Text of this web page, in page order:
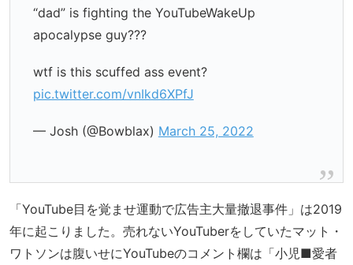
“dad” is fighting the YouTubeWakeUp
apocalypse guy???
wtf is this scuffed ass event?
pic.twitter.com/vnIkd6XPfJ
— Josh (@Bowblax) March 25, 2022
「YouTube目を覚ませ運動で広告主大量撤退事件」は2019
年に起こりました。売れないYouTuberをしていたマット・
ワトソンは腹いせにYouTubeのコメント欄は「小児■愛者